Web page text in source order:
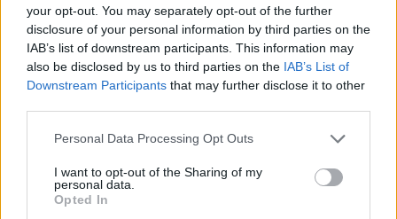
your opt-out. You may separately opt-out of the further
disclosure of your personal information by third parties on the
IAB’s list of downstream participants. This information may
also be disclosed by us to third parties on the IAB’s List of
Downstream Participants that may further disclose it to other
Personal Data Processing Opt Outs
I want to opt-out of the Sharing of my
personal data.
Opted In
pārslas, samaisa un atstāj uz 5–7 minūtēm, lai
tās uzbriest.
Gatavajā masā iecilā lielāko daļu siera, vēlreiz
Var cept kā vienu lielu pankūku, uzliekot pannai
pankūkas, to var salocīt uz pusēm un pasniegt ar
grieķu jogurtu vai krējumu un svaigiem